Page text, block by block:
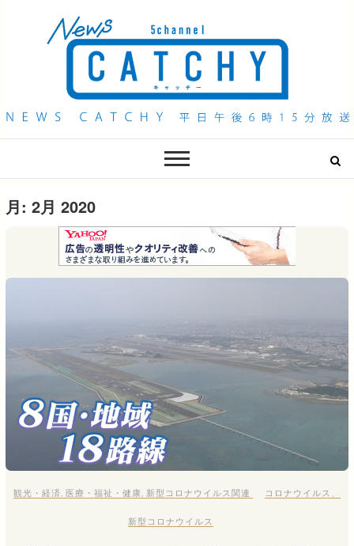
QAB NEWS Headline
月: 2月 2020
観光・経済 医療・福祉・健康 新型コロナウイルス関連 コロナウイルス
新型コロナウイルス